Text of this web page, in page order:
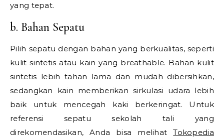
yang tepat.
b. Bahan Sepatu
Pilih sepatu dengan bahan yang berkualitas, seperti
kulit sintetis atau kain yang breathable. Bahan kulit
sintetis lebih tahan lama dan mudah dibersihkan,
sedangkan kain memberikan sirkulasi udara lebih
baik untuk mencegah kaki berkeringat. Untuk
referensi sepatu sekolah tali yang
direkomendasikan, Anda bisa melihatTokopedia